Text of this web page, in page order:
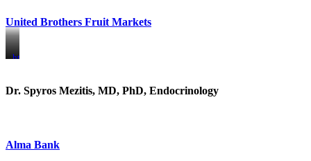
United Brothers Fruit Markets
https://www.unitedbrothersfruitmarkets.com/
https://www.unitedbrothersfruitmarkets.com/
Dr. Spyros Mezitis, MD, PhD, Endocrinology
Alma Bank